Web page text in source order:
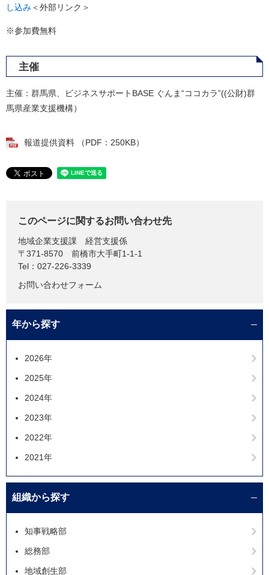
し込み​＜外部リンク＞
※参加費無料
主催
​主催：群馬県、ビジネスサポートBASE ぐんま“ココカラ”((公財)群
馬県産業支援機構）
報道提供資料 （PDF：250KB）
このページに関するお問い合わせ先
地域企業支援課
経営支援係
〒371-8570
前橋市大手町1-1-1
Tel：027-226-3339
お問い合わせフォーム
年から探す
2026年
2025年
2024年
2023年
2022年
2021年
組織から探す
知事戦略部
総務部
地域創生部